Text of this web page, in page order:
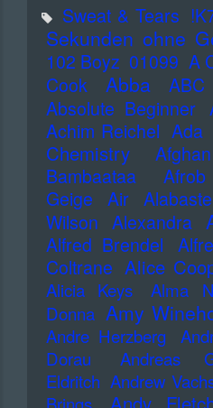
Sweat & Tears
Sekunden ohne
102 Boyz 01099 A
Cook
Abba ABC
Absolute Beginner
Achim Reichel Ada
Chemistry
Bambaataa
Afrob
Geige
Air
Wilson Alexandra
Alfred Brendel
Coltrane Alice
Alicia Keys Alma
Donna Amy
Andre Herzberg
Dorau
Andreas
Eldritch Andrew